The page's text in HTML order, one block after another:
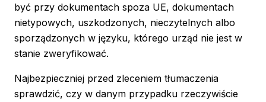
być przy dokumentach spoza UE, dokumentach
nietypowych, uszkodzonych, nieczytelnych albo
sporządzonych w języku, którego urząd nie jest w
stanie zweryfikować.
Najbezpieczniej przed zleceniem tłumaczenia
sprawdzić, czy w danym przypadku rzeczywiście